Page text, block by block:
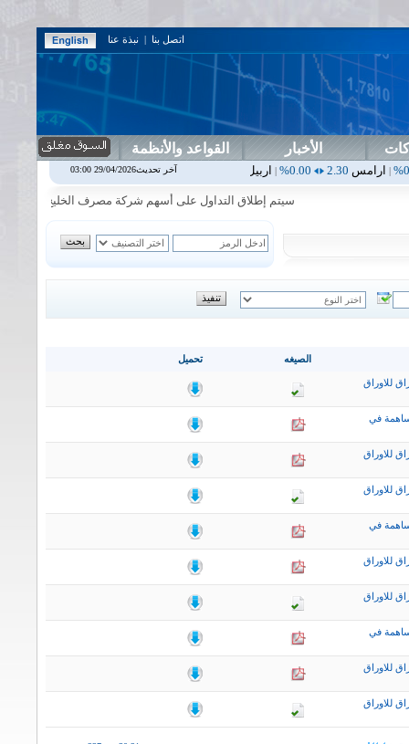
اتصل بنا | نبذة عنا
الأخبار القواعد والأنظمة
|اربيل 0.00%
0.00%
|اسفنج1.87
سيتم إطلاق التداول على أسهم شركة مصرف الخليج التجاري في جلسة
تحميل الصيغه
للاوراق
في
للاوراق
للاوراق
في
للاوراق
للاوراق
في
للاوراق
للاوراق